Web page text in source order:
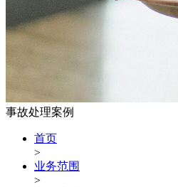
事故处理案例
首页
>
业务范围
>